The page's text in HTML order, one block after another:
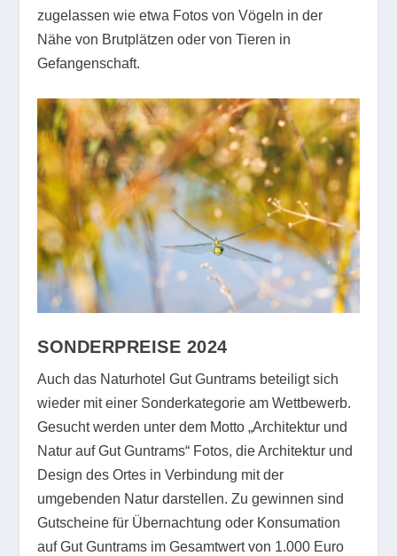
zugelassen wie etwa Fotos von Vögeln in der
Nähe von Brutplätzen oder von Tieren in
Gefangenschaft.
SONDERPREISE 2024
Auch das Naturhotel Gut Guntrams beteiligt sich
wieder mit einer Sonderkategorie am Wettbewerb.
Gesucht werden unter dem Motto „Architektur und
Natur auf Gut Guntrams“ Fotos, die Architektur und
Design des Ortes in Verbindung mit der
umgebenden Natur darstellen. Zu gewinnen sind
Gutscheine für Übernachtung oder Konsumation
auf Gut Guntrams im Gesamtwert von 1.000 Euro